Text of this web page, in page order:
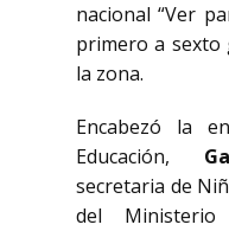
nacional “Ver
primero a sexto
la zona.
Encabezó la
Educación,
secretaria de
del Ministerio